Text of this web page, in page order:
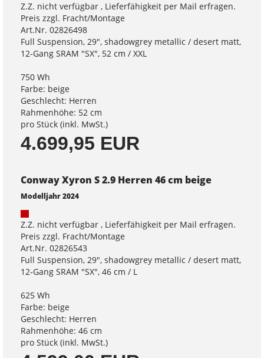
Z.Z. nicht verfügbar , Lieferfähigkeit per Mail erfragen.
Preis zzgl. Fracht/Montage
Art.Nr. 02826498
Full Suspension, 29", shadowgrey metallic / desert matt,
12-Gang SRAM "SX", 52 cm / XXL
750 Wh
Farbe: beige
Geschlecht: Herren
Rahmenhöhe: 52 cm
pro Stück (inkl. MwSt.)
4.699,95 EUR
Conway Xyron S 2.9 Herren 46 cm beige
Modelljahr 2024
Z.Z. nicht verfügbar , Lieferfähigkeit per Mail erfragen.
Preis zzgl. Fracht/Montage
Art.Nr. 02826543
Full Suspension, 29", shadowgrey metallic / desert matt,
12-Gang SRAM "SX", 46 cm / L
625 Wh
Farbe: beige
Geschlecht: Herren
Rahmenhöhe: 46 cm
pro Stück (inkl. MwSt.)